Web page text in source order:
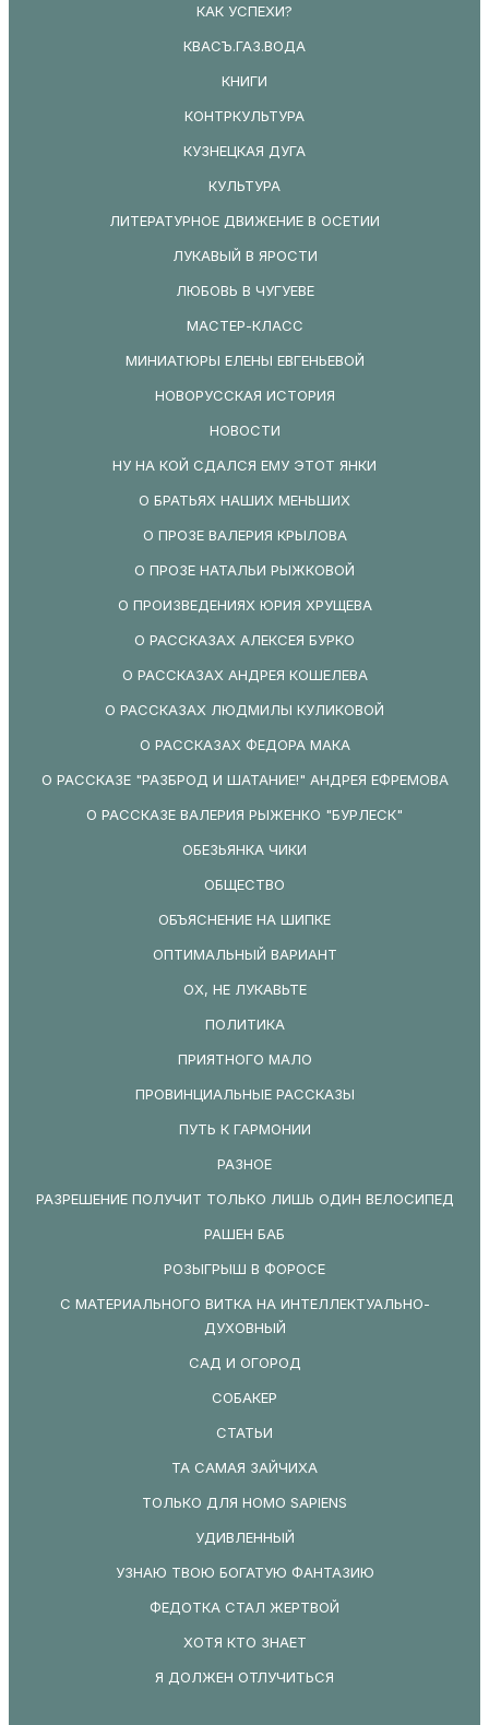
КАК УСПЕХИ?
КВАСЪ.ГАЗ.ВОДА
КНИГИ
КОНТРКУЛЬТУРА
КУЗНЕЦКАЯ ДУГА
КУЛЬТУРА
ЛИТЕРАТУРНОЕ ДВИЖЕНИЕ В ОСЕТИИ
ЛУКАВЫЙ В ЯРОСТИ
ЛЮБОВЬ В ЧУГУЕВЕ
МАСТЕР-КЛАСС
МИНИАТЮРЫ ЕЛЕНЫ ЕВГЕНЬЕВОЙ
НОВОРУССКАЯ ИСТОРИЯ
НОВОСТИ
НУ НА КОЙ СДАЛСЯ ЕМУ ЭТОТ ЯНКИ
О БРАТЬЯХ НАШИХ МЕНЬШИХ
О ПРОЗЕ ВАЛЕРИЯ КРЫЛОВА
О ПРОЗЕ НАТАЛЬИ РЫЖКОВОЙ
О ПРОИЗВЕДЕНИЯХ ЮРИЯ ХРУЩЕВА
О РАССКАЗАХ АЛЕКСЕЯ БУРКО
О РАССКАЗАХ АНДРЕЯ КОШЕЛЕВА
О РАССКАЗАХ ЛЮДМИЛЫ КУЛИКОВОЙ
О РАССКАЗАХ ФЕДОРА МАКА
О РАССКАЗЕ "РАЗБРОД И ШАТАНИЕ!" АНДРЕЯ ЕФРЕМОВА
О РАССКАЗЕ ВАЛЕРИЯ РЫЖЕНКО "БУРЛЕСК"
ОБЕЗЬЯНКА ЧИКИ
ОБЩЕСТВО
ОБЪЯСНЕНИЕ НА ШИПКЕ
ОПТИМАЛЬНЫЙ ВАРИАНТ
ОХ, НЕ ЛУКАВЬТЕ
ПОЛИТИКА
ПРИЯТНОГО МАЛО
ПРОВИНЦИАЛЬНЫЕ РАССКАЗЫ
ПУТЬ К ГАРМОНИИ
РАЗНОЕ
РАЗРЕШЕНИЕ ПОЛУЧИТ ТОЛЬКО ЛИШЬ ОДИН ВЕЛОСИПЕД
РАШЕН БАБ
РОЗЫГРЫШ В ФОРОСЕ
С МАТЕРИАЛЬНОГО ВИТКА НА ИНТЕЛЛЕКТУАЛЬНО-
ДУХОВНЫЙ
САД И ОГОРОД
СОБАКЕР
СТАТЬИ
ТА САМАЯ ЗАЙЧИХА
ТОЛЬКО ДЛЯ HOMO SAPIENS
УДИВЛЕННЫЙ
УЗНАЮ ТВОЮ БОГАТУЮ ФАНТАЗИЮ
ФЕДОТКА СТАЛ ЖЕРТВОЙ
ХОТЯ КТО ЗНАЕТ
Я ДОЛЖЕН ОТЛУЧИТЬСЯ